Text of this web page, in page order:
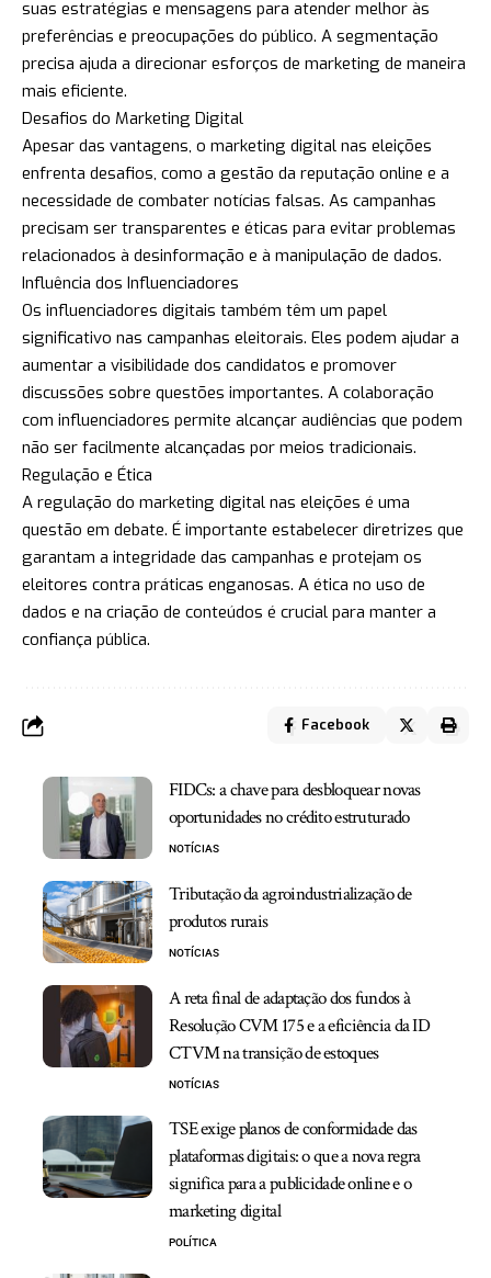
suas estratégias e mensagens para atender melhor às
preferências e preocupações do público. A segmentação
precisa ajuda a direcionar esforços de marketing de maneira
mais eficiente.
Desafios do Marketing Digital
Apesar das vantagens, o marketing digital nas eleições
enfrenta desafios, como a gestão da reputação online e a
necessidade de combater notícias falsas. As campanhas
precisam ser transparentes e éticas para evitar problemas
relacionados à desinformação e à manipulação de dados.
Influência dos Influenciadores
Os influenciadores digitais também têm um papel
significativo nas campanhas eleitorais. Eles podem ajudar a
aumentar a visibilidade dos candidatos e promover
discussões sobre questões importantes. A colaboração
com influenciadores permite alcançar audiências que podem
não ser facilmente alcançadas por meios tradicionais.
Regulação e Ética
A regulação do marketing digital nas eleições é uma
questão em debate. É importante estabelecer diretrizes que
garantam a integridade das campanhas e protejam os
eleitores contra práticas enganosas. A ética no uso de
dados e na criação de conteúdos é crucial para manter a
confiança pública.
Facebook
FIDCs: a chave para desbloquear novas
oportunidades no crédito estruturado
NOTÍCIAS
Tributação da agroindustrialização de
produtos rurais
NOTÍCIAS
A reta final de adaptação dos fundos à
Resolução CVM 175 e a eficiência da ID
CTVM na transição de estoques
NOTÍCIAS
TSE exige planos de conformidade das
plataformas digitais: o que a nova regra
significa para a publicidade online e o
marketing digital
POLÍTICA